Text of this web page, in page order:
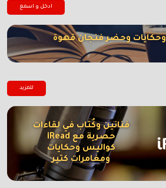
ادخل و اسمع
وحضر فنجان قهوة
للمزيد
فنانين وكُتاب في لقاءات
حصرية مع iRead
كواليس وحكايات
ومغامرات كتير